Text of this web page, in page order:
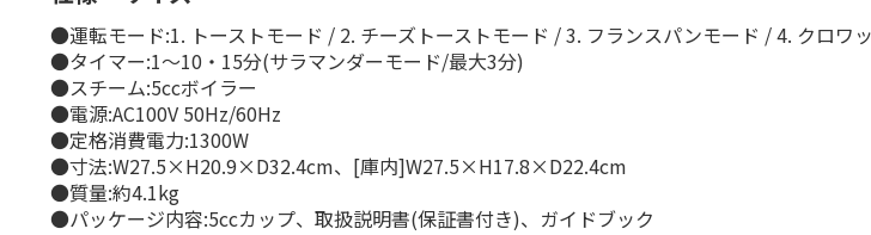
●運転モード:1. トーストモード / 2. チーズトーストモード / 3. フランスパンモード / 4. クロ
●タイマー:1〜10・15分(サラマンダーモード/最大3分)
●スチーム:5ccボイラー
●電源:AC100V 50Hz/60Hz
●定格消費電力:1300W
●寸法:W27.5×H20.9×D32.4cm、[庫内]W27.5×H17.8×D22.4cm
●質量:約4.1kg
●パッケージ内容:5ccカップ、取扱説明書(保証書付き)、ガイドブック